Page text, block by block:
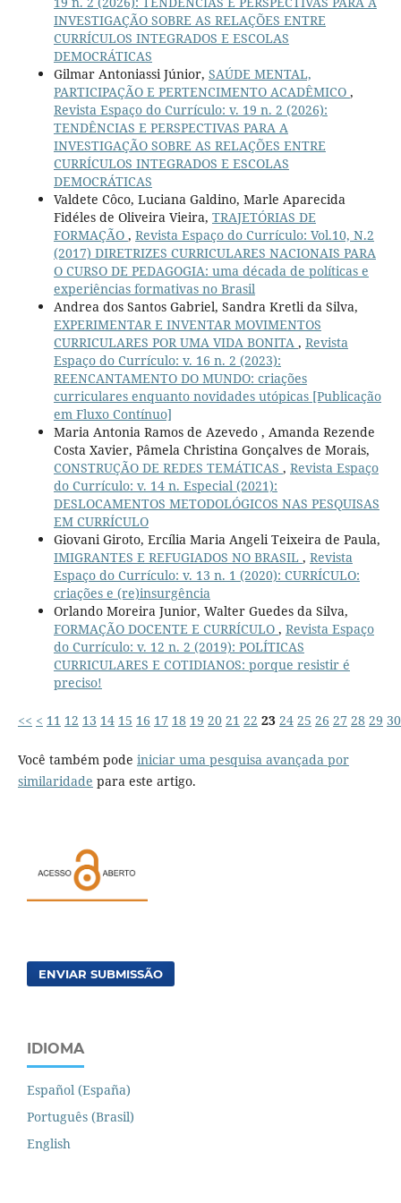
INVESTIGAÇÃO SOBRE AS RELAÇÕES ENTRE
CURRÍCULOS INTEGRADOS E ESCOLAS
DEMOCRÁTICAS
Gilmar Antoniassi Júnior, SAÚDE MENTAL,
PARTICIPAÇÃO E PERTENCIMENTO ACADÊMICO ,
Revista Espaço do Currículo: v. 19 n. 2 (2026):
TENDÊNCIAS E PERSPECTIVAS PARA A
INVESTIGAÇÃO SOBRE AS RELAÇÕES ENTRE
CURRÍCULOS INTEGRADOS E ESCOLAS
DEMOCRÁTICAS
Valdete Côco, Luciana Galdino, Marle Aparecida
Fidéles de Oliveira Vieira, TRAJETÓRIAS DE
FORMAÇÃO , Revista Espaço do Currículo: Vol.10, N.2
(2017) DIRETRIZES CURRICULARES NACIONAIS PARA
O CURSO DE PEDAGOGIA: uma década de políticas e
experiências formativas no Brasil
Andrea dos Santos Gabriel, Sandra Kretli da Silva,
EXPERIMENTAR E INVENTAR MOVIMENTOS
CURRICULARES POR UMA VIDA BONITA , Revista
Espaço do Currículo: v. 16 n. 2 (2023):
REENCANTAMENTO DO MUNDO: criações
curriculares enquanto novidades utópicas [Publicação
em Fluxo Contínuo]
Maria Antonia Ramos de Azevedo , Amanda Rezende
Costa Xavier, Pâmela Christina Gonçalves de Morais,
CONSTRUÇÃO DE REDES TEMÁTICAS , Revista Espaço
do Currículo: v. 14 n. Especial (2021):
DESLOCAMENTOS METODOLÓGICOS NAS PESQUISAS
EM CURRÍCULO
Giovani Giroto, Ercília Maria Angeli Teixeira de Paula,
IMIGRANTES E REFUGIADOS NO BRASIL , Revista
Espaço do Currículo: v. 13 n. 1 (2020): CURRÍCULO:
criações e (re)insurgência
Orlando Moreira Junior, Walter Guedes da Silva,
FORMAÇÃO DOCENTE E CURRÍCULO , Revista Espaço
do Currículo: v. 12 n. 2 (2019): POLÍTICAS
CURRICULARES E COTIDIANOS: porque resistir é
preciso!
<< < 11 12 13 14 15 16 17 18 19 20 21 22 23 24 25 26 27 28 29 30
Você também pode iniciar uma pesquisa avançada por
similaridade para este artigo.
ENVIAR SUBMISSÃO
IDIOMA
Español (España)
Português (Brasil)
English